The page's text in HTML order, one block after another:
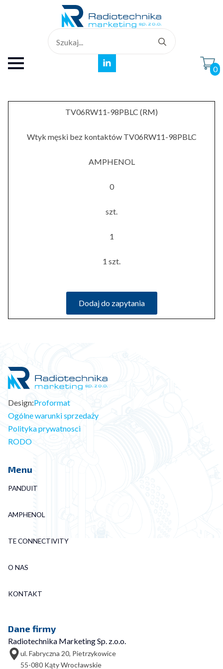
for:
0
TV06RW11-98PBLC (RM)
Wtyk męski bez kontaktów TV06RW11-98PBLC
AMPHENOL
0
szt.
1
1 szt.
Dodaj do zapytania
Design:Proformat
Ogólne warunki sprzedaży
Polityka prywatnosci
RODO
Menu
PANDUIT
AMPHENOL
TE CONNECTIVITY
O NAS
KONTAKT
Dane firmy
Radiotechnika Marketing Sp. z.o.o.
ul. Fabryczna 20, Pietrzykowice
55-080 Kąty Wrocławskie